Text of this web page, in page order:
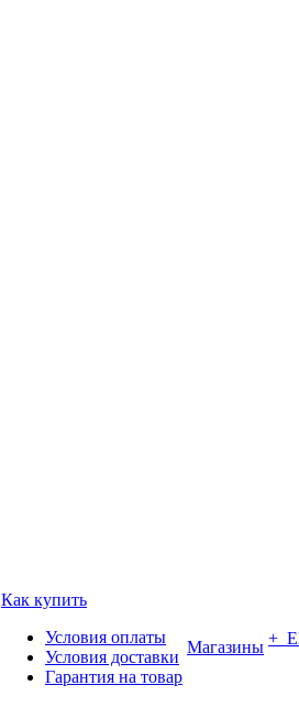
Как купить
Условия оплаты
Условия доставки
Гарантия на товар
Магазины +